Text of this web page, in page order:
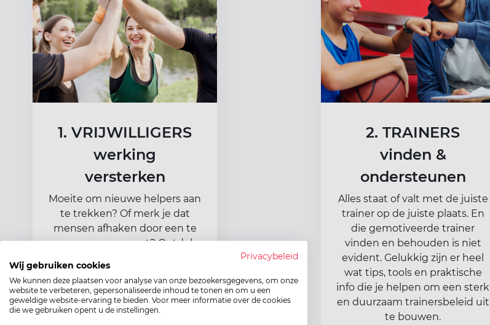
1. VRIJWILLIGERS
werking
versterken
Moeite om nieuwe helpers aan
te trekken? Of merk je dat
mensen afhaken door een te
zwaar engagement? Ontdek
vrijwilligerstekort kan
aanpakken en bij uitbreiding
alles wat met vrijwilligerswerk
te maken heeft.
2. TRAINERS
vinden &
ondersteunen
Alles staat of valt met de juiste
trainer op de juiste plaats. En
die gemotiveerde trainer
vinden en behouden is niet
evident. Gelukkig zijn er heel
wat tips, tools en praktische
info die je helpen om een sterk
en duurzaam trainersbeleid uit
te bouwen.
Privacybeleid
Wij gebruiken cookies
We kunnen deze plaatsen voor analyse van onze bezoekersgegevens, om onze
website te verbeteren, gepersonaliseerde inhoud te tonen en om u een
geweldige website-ervaring te bieden. Voor meer informatie over de cookies
die we gebruiken opent u de instellingen.